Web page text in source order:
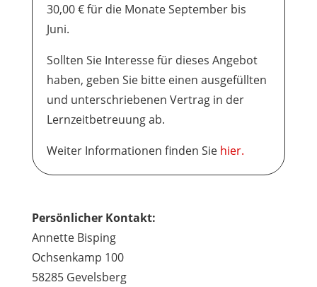
30,00 € für die Monate September bis
Juni.
Sollten Sie Interesse für dieses Angebot
haben, geben Sie bitte einen ausgefüllten
und unterschriebenen Vertrag in der
Lernzeitbetreuung ab.
Weiter Informationen finden Sie hier.
Persönlicher Kontakt:
Annette Bisping
Ochsenkamp 100
58285 Gevelsberg